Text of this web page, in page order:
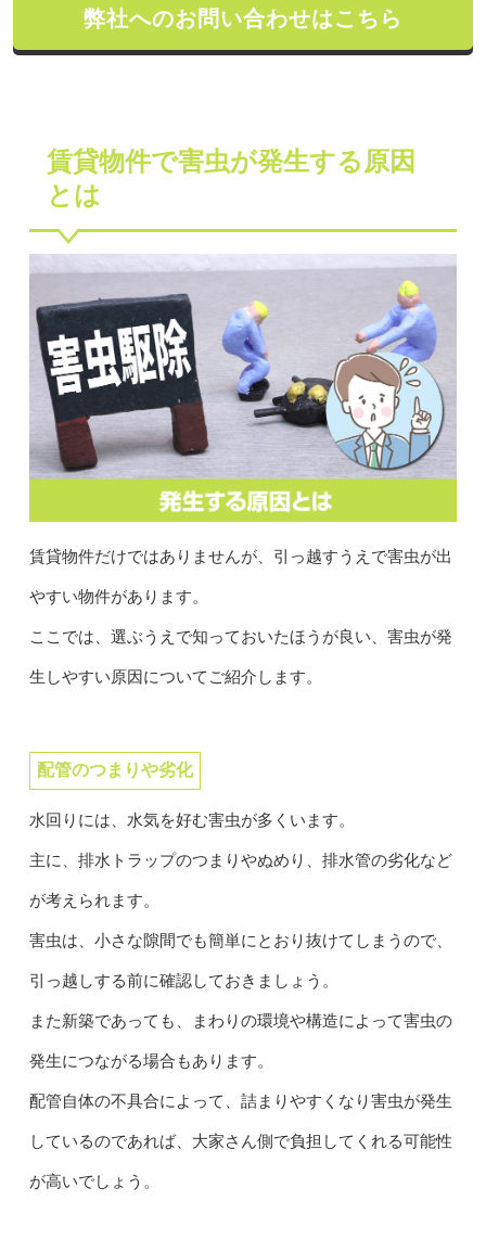
弊社へのお問い合わせはこちら
賃貸物件で害虫が発生する原因
とは
賃貸物件だけではありませんが、引っ越すうえで害虫が出
やすい物件があります。
ここでは、選ぶうえで知っておいたほうが良い、害虫が発
生しやすい原因についてご紹介します。
配管のつまりや劣化
水回りには、水気を好む害虫が多くいます。
主に、排水トラップのつまりやぬめり、排水管の劣化など
が考えられます。
害虫は、小さな隙間でも簡単にとおり抜けてしまうので、
引っ越しする前に確認しておきましょう。
また新築であっても、まわりの環境や構造によって害虫の
発生につながる場合もあります。
配管自体の不具合によって、詰まりやすくなり害虫が発生
しているのであれば、大家さん側で負担してくれる可能性
が高いでしょう。